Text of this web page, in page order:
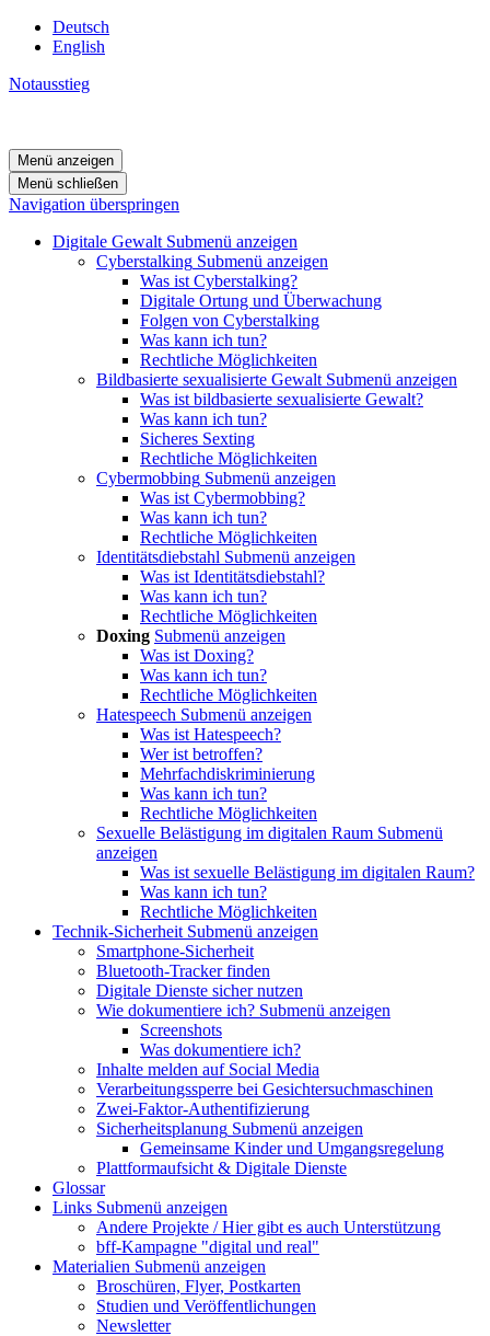
Deutsch
English
Notausstieg
Menü anzeigen
Menü schließen
Navigation überspringen
Digitale Gewalt Submenü anzeigen
Cyberstalking Submenü anzeigen
Was ist Cyberstalking?
Digitale Ortung und Überwachung
Folgen von Cyberstalking
Was kann ich tun?
Rechtliche Möglichkeiten
Bildbasierte sexualisierte Gewalt Submenü anzeigen
Was ist bildbasierte sexualisierte Gewalt?
Was kann ich tun?
Sicheres Sexting
Rechtliche Möglichkeiten
Cybermobbing Submenü anzeigen
Was ist Cybermobbing?
Was kann ich tun?
Rechtliche Möglichkeiten
Identitätsdiebstahl Submenü anzeigen
Was ist Identitätsdiebstahl?
Was kann ich tun?
Rechtliche Möglichkeiten
Doxing Submenü anzeigen
Was ist Doxing?
Was kann ich tun?
Rechtliche Möglichkeiten
Hatespeech Submenü anzeigen
Was ist Hatespeech?
Wer ist betroffen?
Mehrfachdiskriminierung
Was kann ich tun?
Rechtliche Möglichkeiten
Sexuelle Belästigung im digitalen Raum Submenü
anzeigen
Was ist sexuelle Belästigung im digitalen Raum?
Was kann ich tun?
Rechtliche Möglichkeiten
Technik-Sicherheit Submenü anzeigen
Smartphone-Sicherheit
Bluetooth-Tracker finden
Digitale Dienste sicher nutzen
Wie dokumentiere ich? Submenü anzeigen
Screenshots
Was dokumentiere ich?
Inhalte melden auf Social Media
Verarbeitungssperre bei Gesichtersuchmaschinen
Zwei-Faktor-Authentifizierung
Sicherheitsplanung Submenü anzeigen
Gemeinsame Kinder und Umgangsregelung
Plattformaufsicht & Digitale Dienste
Glossar
Links Submenü anzeigen
Andere Projekte / Hier gibt es auch Unterstützung
bff-Kampagne "digital und real"
Materialien Submenü anzeigen
Broschüren, Flyer, Postkarten
Studien und Veröffentlichungen
Newsletter